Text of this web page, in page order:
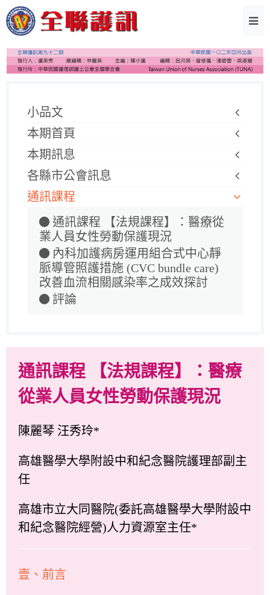
小品文
本期首頁
本期訊息
各縣市公會訊息
通訊課程
通訊課程 【法規課程】：醫療從
業人員女性勞動保護現況
內科加護病房運用組合式中心靜
脈導管照護措施 (CVC bundle care)
改善血流相關感染率之成效探討
評論
通訊課程 【法規課程】：醫療
從業人員女性勞動保護現況
陳麗琴 汪秀玲*
高雄醫學大學附設中和紀念醫院護理部副主
任
高雄市立大同醫院(委託高雄醫學大學附設中
和紀念醫院經營)人力資源室主任*
壹、前言